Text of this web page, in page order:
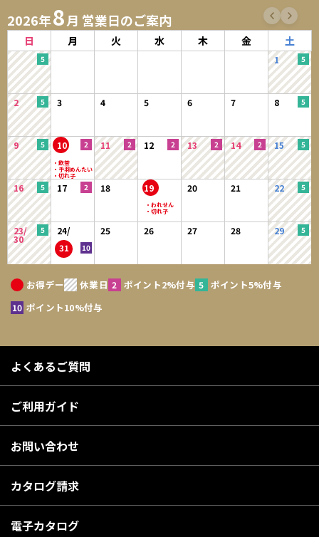
2026年8月 営業日のご案内
日 月 火 水 木 金 土
1
2 3 4 5 6 7 8
9 10 11 12 13 14 15
16 17 18 19 20 21 22
23/
30
24/
31
25 26 27 28 29
お得デー 休業日 ポイント2%付与
ポイント5%付与
ポイント10%付与
よくあるご質問
ご利用ガイド
お問い合わせ
カタログ請求
電子カタログ